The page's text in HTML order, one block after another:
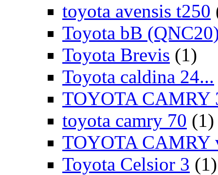
toyota avensis t250
Toyota bB
Toyota Brevis (1)
Toyota caldina 24...
TOYOTA CAMRY
toyota camry 70 (1)
TOYOTA CAMRY
Toyota Celsior 3 (1)